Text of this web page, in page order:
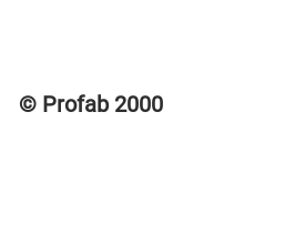
© Profab 2000